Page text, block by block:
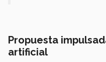
Propuesta
artificial